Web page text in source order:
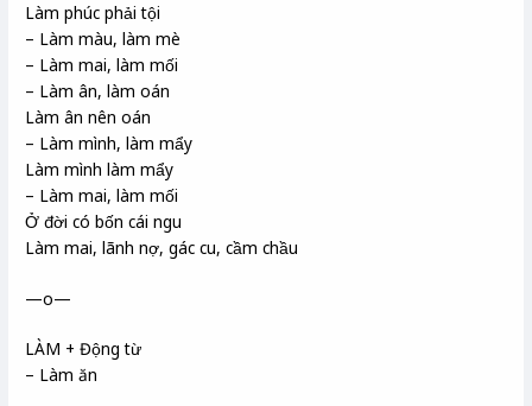
Làm phúc phải tội
– Làm màu, làm mè
– Làm mai, làm mối
– Làm ân, làm oán
Làm ân nên oán
– Làm mình, làm mẩy
Làm mình làm mẩy
– Làm mai, làm mối
Ở đời có bốn cái ngu
Làm mai, lãnh nợ, gác cu, cầm chầu
—o—
LÀM + Động từ
– Làm ăn